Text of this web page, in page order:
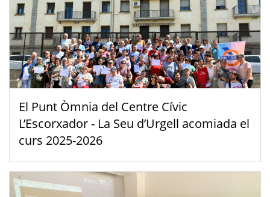
El Punt Òmnia del Centre Cívic
L’Escorxador - La Seu d’Urgell acomiada el
curs 2025-2026